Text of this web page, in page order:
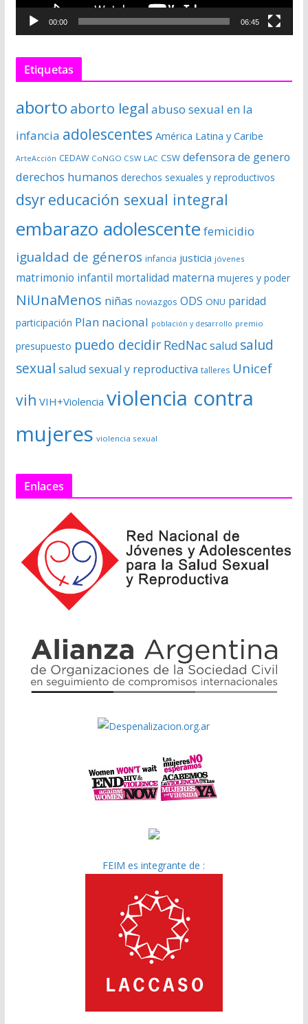
c
r
v
í
e
o
00:00 06:45
Etiquetas
aborto aborto legal abuso sexual en la
infancia adolescentes América Latina y Caribe
ArteAcción CEDAW CoNGO CSW LAC CSW defensora de genero
derechos humanos derechos sexuales y reproductivos
dsyreducación sexual integral
embarazo adolescente femicidio
igualdad de géneros infancia justicia jóvenes
matrimonio infantil mortalidad materna mujeres y poder
NiUnaMenos niñas noviazgos ODS ONU paridad
participación Plan nacional población y desarrollo premio
presupuesto puedo decidir RedNacsalud salud
sexual salud sexual y reproductiva talleres Unicef
vih VIH+Violencia violencia contra
mujeres violencia sexual
Enlaces
FEIM es integrante de :